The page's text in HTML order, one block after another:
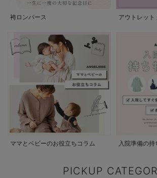
袴ロンパース アウトレット
ママとベビーのお役立ちコラム 入院準備の持
PICKUP